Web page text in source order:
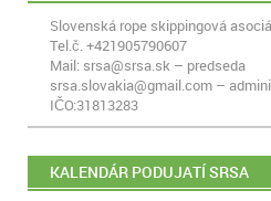
Slovenská rope skippingová
Tel.č. +421905790607
Mail: srsa@srsa.sk – predseda
srsa.slovakia@gmail.com –
IČO:31813283
KALENDÁR PODUJATÍ SRSA